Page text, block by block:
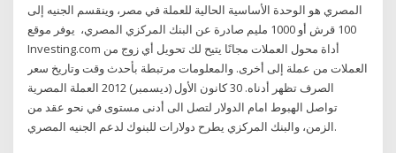
المصري هو الوحدة الأساسية الحالية للعملة في مصر، وينقسم الجنيه إلى
100 قرش أو 1000 مليم صادرة عن البنك المركزي المصري، يوفر موقع
Investing.com أداة محول العملات مجانًا يتيح لك تحويل أي زوج من
العملات من عملة إلى أخرى. والمعلومات مرتبطة بأحدث وقت وتاريخ سعر
الصرف تظهر أدناه. 30 كانون الأول (ديسمبر) 2012 العملة المصرية
تواصل الهبوط امام الدولار لتصل الى أدنى مستوى في نحو عقد من
الزمن، والبنك المركزي يطرح دولارات للبنوك لدعم الجنيه المصري.